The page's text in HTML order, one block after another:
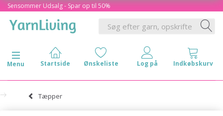
Sensommer Udsalg - Spar op til 50%
Skifte navigation
Menu
Tæpper